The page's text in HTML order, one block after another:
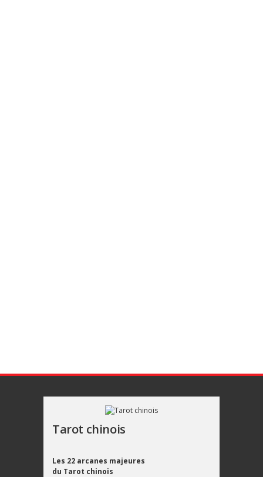
Tarot chinois
Les 22 arcanes majeures
du Tarot chinois